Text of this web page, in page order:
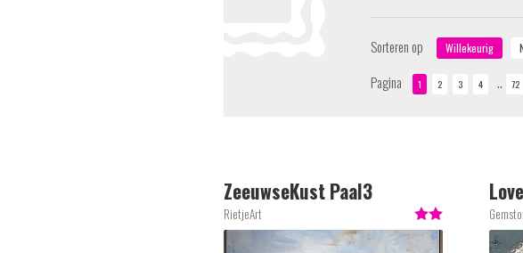
Sorteren op
Pagina
..
RietjeArt
ZeeuwseKust Paal3